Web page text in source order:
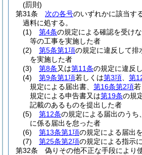
(罰則)
第31条
次の各号のいずれかに該当す
過料に処する。
(1)
第4条の規定による確認を受け
等の工事を実施した者
(2)
第5条第1項の規定に違反して排
を実施した者
(3)
第8条又は第11条の規定に違反
(4)
第9条第1項若しくは第3項 第
規定による届出書、 第16条第2項
規定による申告書又は第19条の規
記載のあるものを提出した者
(5)
第12条の規定による届出のうち
に係る届出を怠った者
(6)
第13条第1項の規定による届出
(7)
第25条第2項の規定による指示
第32条
偽りその他不正な手段により